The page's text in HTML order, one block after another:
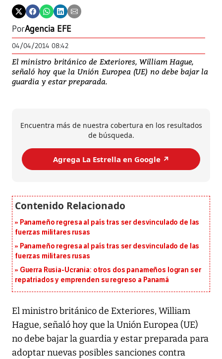
PorAgencia EFE
04/04/2014 08:42
El ministro británico de Exteriores, William Hague,
señaló hoy que la Unión Europea (UE) no debe bajar la
guardia y estar preparada.
Encuentra más de nuestra cobertura en los resultados
de búsqueda.
Agrega La Estrella en Google ↗️
Panameño regresa al país tras ser desvinculado de las
fuerzas militares rusas
Panameño regresa al país tras ser desvinculado de las
fuerzas militares rusas
Guerra Rusia-Ucrania: otros dos panameños logran ser
repatriados y emprenden su regreso a Panamá
El ministro británico de Exteriores, William
Hague, señaló hoy que la Unión Europea (UE)
no debe bajar la guardia y estar preparada para
adoptar nuevas posibles sanciones contra